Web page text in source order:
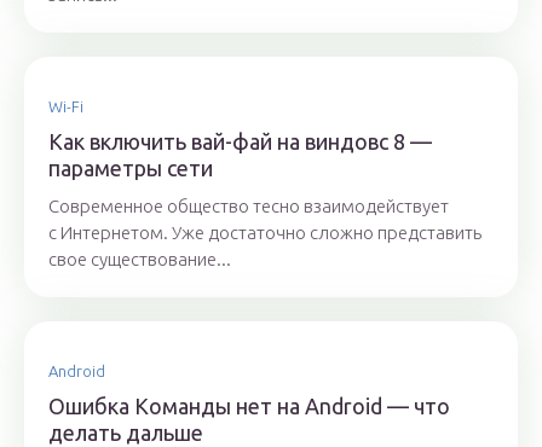
Wi-Fi
Как включить вай-фай на виндовс 8 —
параметры сети
Современное общество тесно взаимодействует
с Интернетом. Уже достаточно сложно представить
свое существование...
Android
Ошибка Команды нет на Android — что
делать дальше